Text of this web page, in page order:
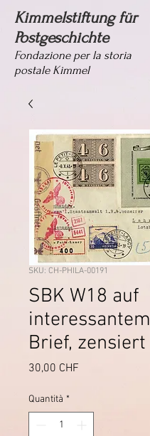
Kimmelstiftung für
Postgeschichte
Fondazione per la storia
postale Kimmel
SKU: CH-PHILA-00191
SBK W18 auf
interessantem
Brief, zensiert
30,00 CHF
Quantità *